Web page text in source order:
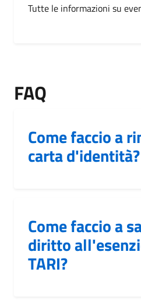
Tutte le informazioni su
FAQ
Come faccio a
carta d'identità?
Come faccio a
diritto
TARI?